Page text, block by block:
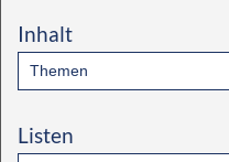
Inhalt
Themen
Listen